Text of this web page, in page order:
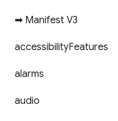
➡ Manifest V3
accessibilityFeatures
alarms
audio